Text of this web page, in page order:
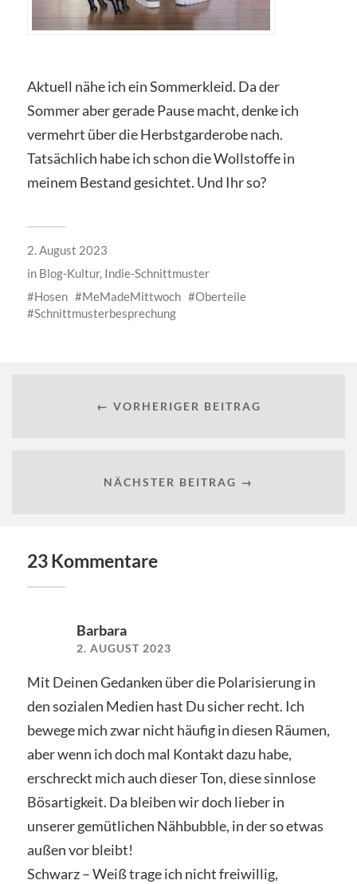
Aktuell nähe ich ein Sommerkleid. Da der
Sommer aber gerade Pause macht, denke ich
vermehrt über die Herbstgarderobe nach.
Tatsächlich habe ich schon die Wollstoffe in
meinem Bestand gesichtet. Und Ihr so?
2. August 2023
in Blog-Kultur, Indie-Schnittmuster
Hosen
MeMadeMittwoch
Oberteile
Schnittmusterbesprechung
← VORHERIGER BEITRAG
NÄCHSTER BEITRAG →
23 Kommentare
Barbara
2. AUGUST 2023
Mit Deinen Gedanken über die Polarisierung in
den sozialen Medien hast Du sicher recht. Ich
bewege mich zwar nicht häufig in diesen Räumen,
aber wenn ich doch mal Kontakt dazu habe,
erschreckt mich auch dieser Ton, diese sinnlose
Bösartigkeit. Da bleiben wir doch lieber in
unserer gemütlichen Nähbubble, in der so etwas
außen vor bleibt!
Schwarz – Weiß trage ich nicht freiwillig,